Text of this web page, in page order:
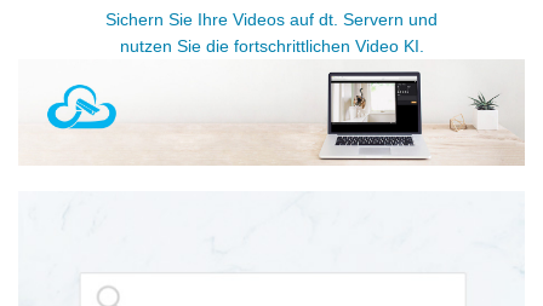
Sichern Sie Ihre Videos auf dt. Servern und
nutzen Sie die fortschrittlichen Video KI.